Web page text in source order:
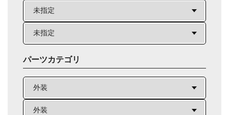
パーツカテゴリ